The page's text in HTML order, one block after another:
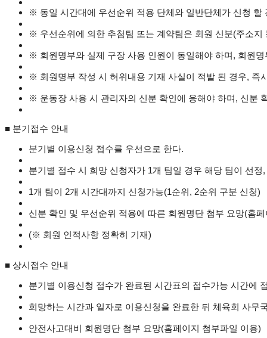
※ 동일 시간대에 우선순위 적용 단체와 일반단체가 신청
※ 우선순위에 의한 추첨팀 또는 계약팀은 회원 신분(주소
※ 회원명부와 실제 구장 사용 인원이 동일해야 하며, 회원
※ 회원명부 작성 시 허위내용 기재 사실이 적발 된 경우, 즉
※ 운동장 사용 시 관리자의 신분 확인에 응해야 하며, 신분
■ 분기접수 안내
분기별 이용신청 접수를 우선으로 한다.
분기별 접수 시 희망 신청자가 1개 팀일 경우 해당 팀이 선
1개 팀이 2개 시간대까지 신청가능(1순위, 2순위 구분 신청)
신분 확인 및 우선순위 적용에 따른 회원명단 첨부 요망(홈
(※ 회원 인적사항 정확히 기재)
■ 상시접수 안내
분기별 이용신청 접수가 완료된 시간표의 접수가능 시간에
희망하는 시간과 일자로 이용신청을 완료한 뒤 체육회 사무
안전사고대비 회원명단 첨부 요망(홈페이지 첨부파일 이용)